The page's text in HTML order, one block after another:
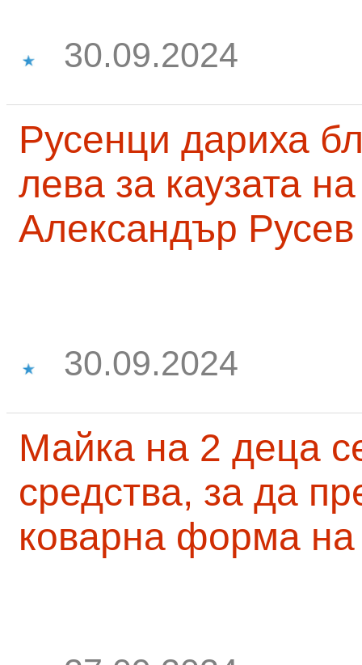
30.09.2024
Русенци дариха
лева за каузата
Александър Русев
30.09.2024
Майка на 2 деца
средства, за да
коварна форма на